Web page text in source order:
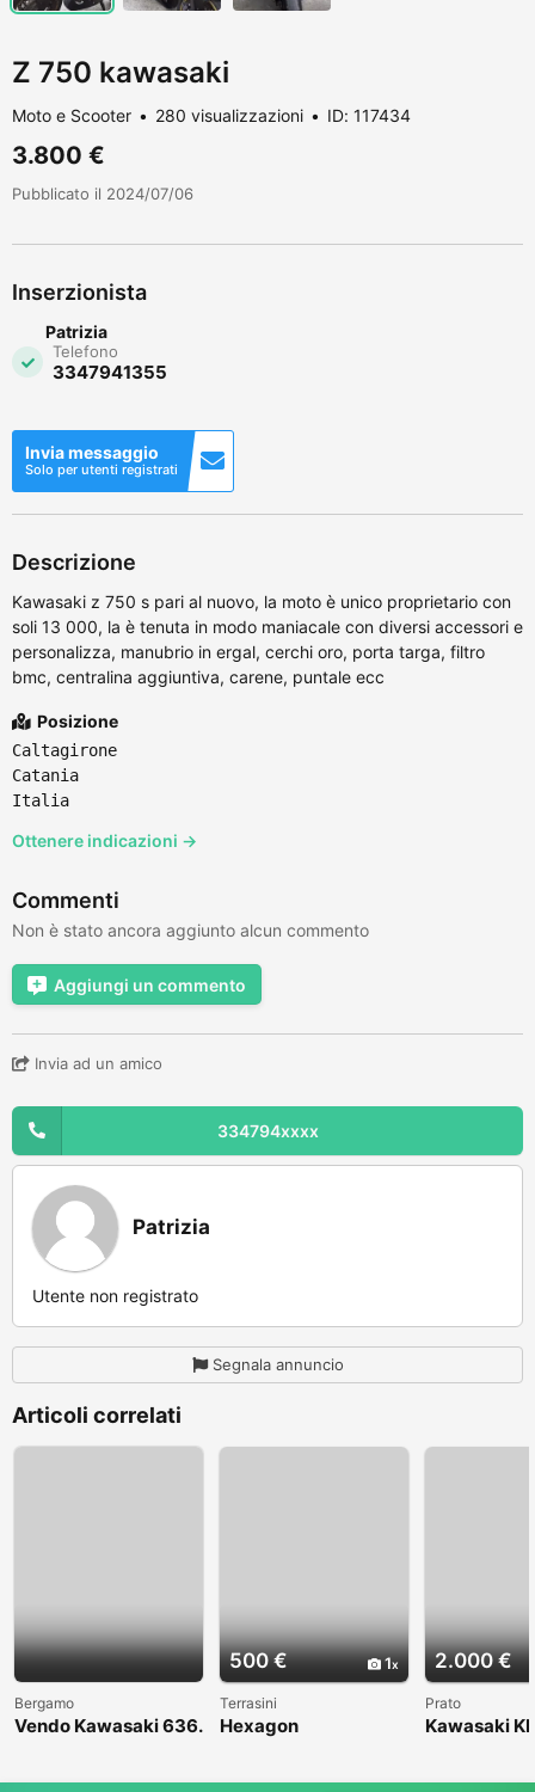
Z 750 kawasaki
Moto e Scooter 280 visualizzazioni ID: 117434
3.800 €
Pubblicato il 2024/07/06
Inserzionista
Patrizia
Telefono
3347941355
Invia messaggio
Solo per utenti registrati
Descrizione
Kawasaki z 750 s pari al nuovo, la moto è unico proprietario con
soli 13 000, la è tenuta in modo maniacale con diversi accessori e
personalizza, manubrio in ergal, cerchi oro, porta targa, filtro
bmc, centralina aggiuntiva, carene, puntale ecc
Posizione
Caltagirone
Catania
Italia
Ottenere indicazioni →
Commenti
Non è stato ancora aggiunto alcun commento
Aggiungi un commento
Invia ad un amico
334794xxxx
Patrizia
Utente non registrato
Segnala annuncio
Articoli correlati
Bergamo
Vendo Kawasaki 636.
500 € 1
Terrasini
Hexagon
2.000 €
Prato
Kawasaki